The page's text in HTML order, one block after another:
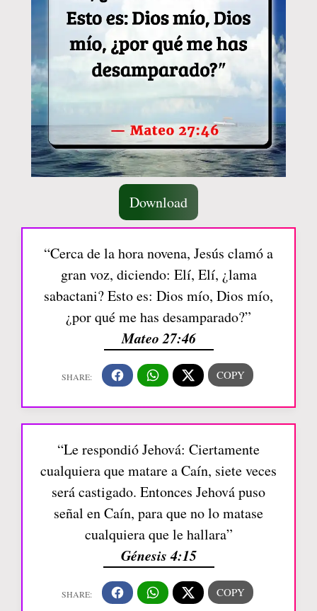
Download
“Cerca de la hora novena, Jesús clamó a
gran voz, diciendo: Elí, Elí, ¿lama
sabactani? Esto es: Dios mío, Dios mío,
¿por qué me has desamparado?”
Mateo 27:46
“Le respondió Jehová: Ciertamente
cualquiera que matare a Caín, siete veces
será castigado. Entonces Jehová puso
señal en Caín, para que no lo matase
cualquiera que le hallara”
Génesis 4:15